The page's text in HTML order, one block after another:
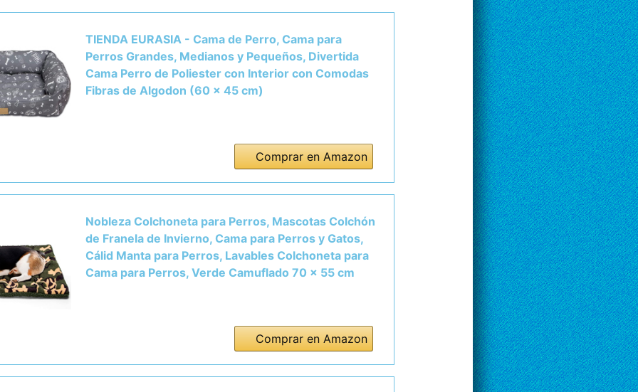
TIENDA EURASIA - Cama de Perro, Cama para
Perros Grandes, Medianos y Pequeños, Divertida
Cama Perro de Poliester con Interior con Comodas
Fibras de Algodon (60 x 45 cm)
Comprar en Amazon
Nobleza Colchoneta para Perros, Mascotas Colchón
de Franela de Invierno, Cama para Perros y Gatos,
Cálid Manta para Perros, Lavables Colchoneta para
Cama para Perros, Verde Camuflado 70 × 55 cm
Comprar en Amazon